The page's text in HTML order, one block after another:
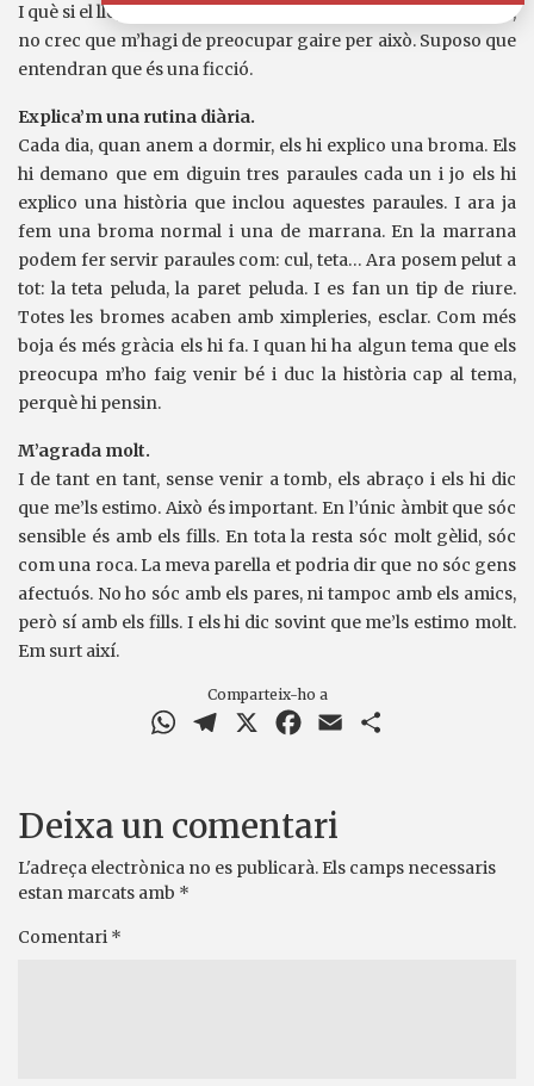
I què si el llegeixen? Amb tota la merda que hi ha a la societat,
no crec que m’hagi de preocupar gaire per això. Suposo que
entendran que és una ficció.
Explica’m una rutina diària.
Cada dia, quan anem a dormir, els hi explico una broma. Els
hi demano que em diguin tres paraules cada un i jo els hi
explico una història que inclou aquestes paraules. I ara ja
fem una broma normal i una de marrana. En la marrana
podem fer servir paraules com: cul, teta… Ara posem pelut a
tot: la teta peluda, la paret peluda. I es fan un tip de riure.
Totes les bromes acaben amb ximpleries, esclar. Com més
boja és més gràcia els hi fa. I quan hi ha algun tema que els
preocupa m’ho faig venir bé i duc la història cap al tema,
perquè hi pensin.
M’agrada molt.
I de tant en tant, sense venir a tomb, els abraço i els hi dic
que me’ls estimo. Això és important. En l’únic àmbit que sóc
sensible és amb els fills. En tota la resta sóc molt gèlid, sóc
com una roca. La meva parella et podria dir que no sóc gens
afectuós. No ho sóc amb els pares, ni tampoc amb els amics,
però sí amb els fills. I els hi dic sovint que me’ls estimo molt.
Em surt així.
Comparteix-ho a
WhatsAppTelegram Facebook
Email
Deixa un comentari
L'adreça electrònica no es publicarà. Els camps necessaris
estan marcats amb *
Comentari *